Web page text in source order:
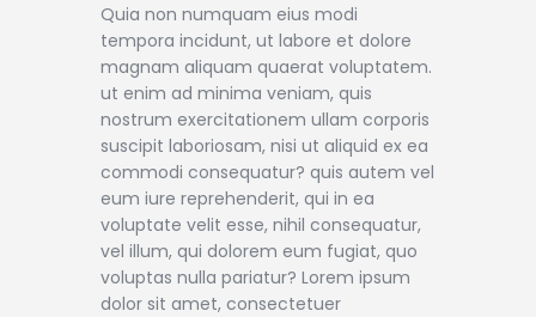
Quia non numquam eius modi
tempora incidunt, ut labore et dolore
magnam aliquam quaerat voluptatem.
ut enim ad minima veniam, quis
nostrum exercitationem ullam corporis
suscipit laboriosam, nisi ut aliquid ex ea
commodi consequatur? quis autem vel
eum iure reprehenderit, qui in ea
voluptate velit esse, nihil consequatur,
vel illum, qui dolorem eum fugiat, quo
voluptas nulla pariatur? Lorem ipsum
dolor sit amet, consectetuer